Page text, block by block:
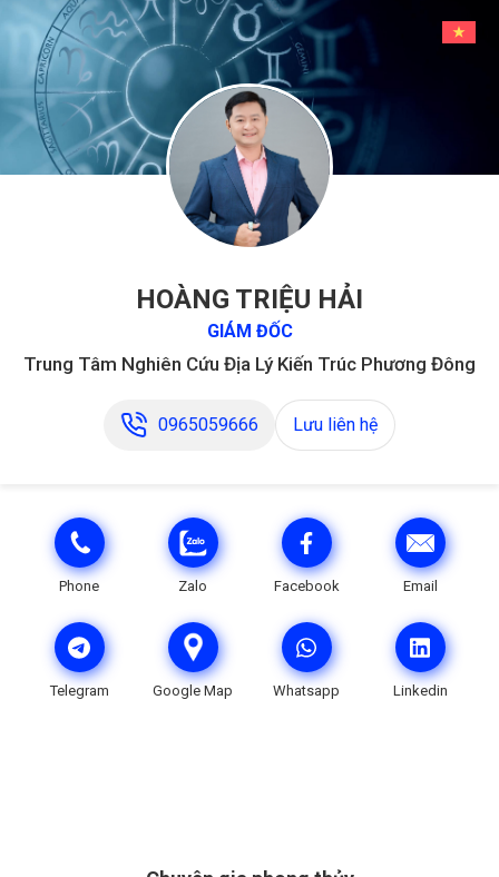
HOÀNG TRIỆU HẢI
GIÁM ĐỐC
Trung Tâm Nghiên Cứu Địa Lý Kiến Trúc Phương Đông
0965059666 Lưu liên hệ
Phone Zalo Facebook Email
Telegram Google Map Whatsapp Linkedin